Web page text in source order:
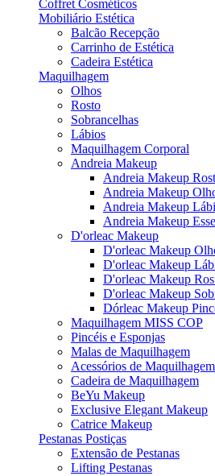
Coffret Cosméticos
Mobiliário Estética
Balcão Recepção
Carrinho de Estética
Cadeira Estética
Maquilhagem
Olhos
Rosto
Sobrancelhas
Lábios
Maquilhagem Corporal
Andreia Makeup
Andreia Makeup
Andreia Makeup
Andreia Makeup
Andreia Makeup
D'orleac Makeup
D'orleac Makeup
D'orleac Makeup
D'orleac Makeup
D'orleac Makeup
Dórleac Makeup
Maquilhagem MISS COP
Pincéis e Esponjas
Malas de Maquilhagem
Acessórios de Maquilhagem
Cadeira de Maquilhagem
BeYu Makeup
Exclusive Elegant Makeup
Catrice Makeup
Pestanas Postiças
Extensão de Pestanas
Lifting Pestanas